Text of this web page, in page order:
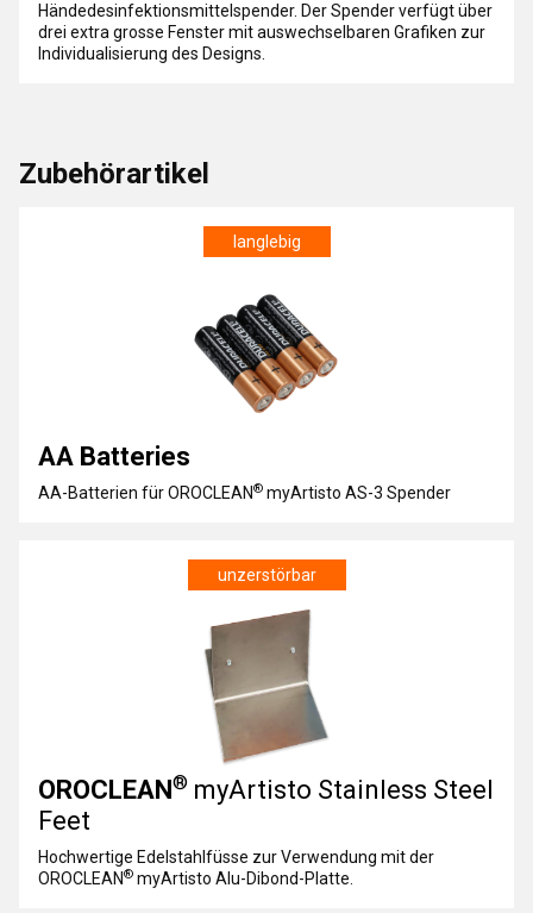
Händedesinfektionsmittelspender. Der Spender verfügt über
drei extra grosse Fenster mit auswechselbaren Grafiken zur
Individualisierung des Designs.
Zubehörartikel
langlebig
AA Batteries
AA-Batterien für OROCLEAN® myArtisto AS-3 Spender
unzerstörbar
OROCLEAN® myArtisto Stainless Steel
Feet
Hochwertige Edelstahlfüsse zur Verwendung mit der
OROCLEAN® myArtisto Alu-Dibond-Platte.